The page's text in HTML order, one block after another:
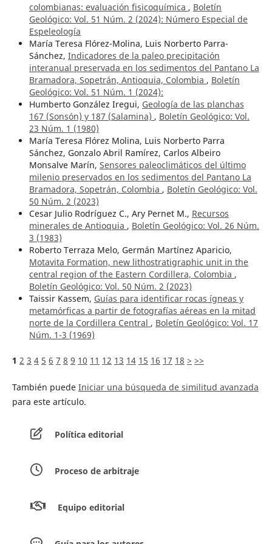
colombianas: evaluación fisicoquímica , Boletín
Geológico: Vol. 51 Núm. 2 (2024): Número Especial de
Espeleología
María Teresa Flórez-Molina, Luis Norberto Parra-
Sánchez, Indicadores de la paleo precipitación
interanual preservada en los sedimentos del Pantano La
Bramadora, Sopetrán, Antioquia, Colombia , Boletín
Geológico: Vol. 51 Núm. 1 (2024):
Humberto González Iregui, Geología de las planchas
167 (Sonsón) y 187 (Salamina) , Boletín Geológico: Vol.
23 Núm. 1 (1980)
María Teresa Flórez Molina, Luis Norberto Parra
Sánchez, Gonzalo Abril Ramírez, Carlos Albeiro
Monsalve Marín, Sensores paleoclimáticos del último
milenio preservados en los sedimentos del Pantano La
Bramadora, Sopetrán, Colombia , Boletín Geológico: Vol.
50 Núm. 2 (2023)
Cesar Julio Rodríguez C., Ary Pernet M., Recursos
minerales de Antioquia , Boletín Geológico: Vol. 26 Núm.
3 (1983)
Roberto Terraza Melo, Germán Martínez Aparicio,
Motavita Formation, new lithostratigraphic unit in the
central region of the Eastern Cordillera, Colombia ,
Boletín Geológico: Vol. 50 Núm. 2 (2023)
Taissir Kassem, Guías para identificar rocas ígneas y
metamórficas a partir de fotografías aéreas en la mitad
norte de la Cordillera Central , Boletín Geológico: Vol. 17
Núm. 1-3 (1969)
1 2 3 4 5 6 7 8 9 10 11 12 13 14 15 16 17 18 > >>
También puede Iniciar una búsqueda de similitud avanzada
para este artículo.
Política editorial
Proceso de arbitraje
Equipo editorial